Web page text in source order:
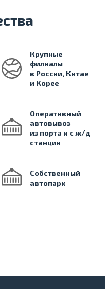
Крупные
филиалы
в России, Китае
и Корее
Оперативный
автовывоз
из порта и с ж/д
станции
Собственный
автопарк